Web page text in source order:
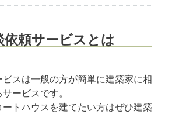
依頼サービスとは
スは一般の方が簡単に建築家に相
ービスです。
トハウスを建てたい方はぜひ建築